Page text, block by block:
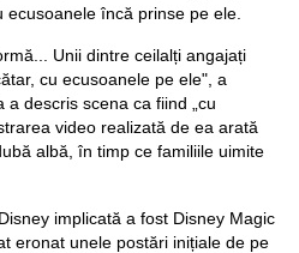
încă prinse pe ele.
Unii dintre ceilalți angajați
cu ecusoanele pe ele", a
descris scena ca fiind „cu
video realizată de ea arată
albă, în timp ce familiile uimite
implicată a fost Disney Magic
eronat unele postări inițiale de pe